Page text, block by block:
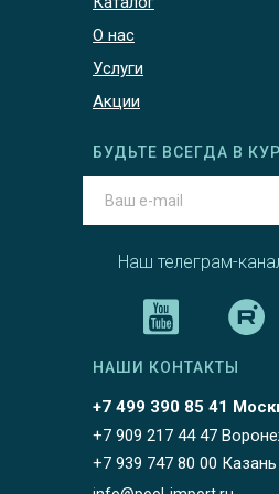
О нас
Услуги
Акции
Наш телеграм-
БУДЬТЕ ВСЕГДА В
+7 499 390 85 41
НАШИ КОНТАКТЫ
+7 909 217 44 47
+7 939 747 80 00 Казань